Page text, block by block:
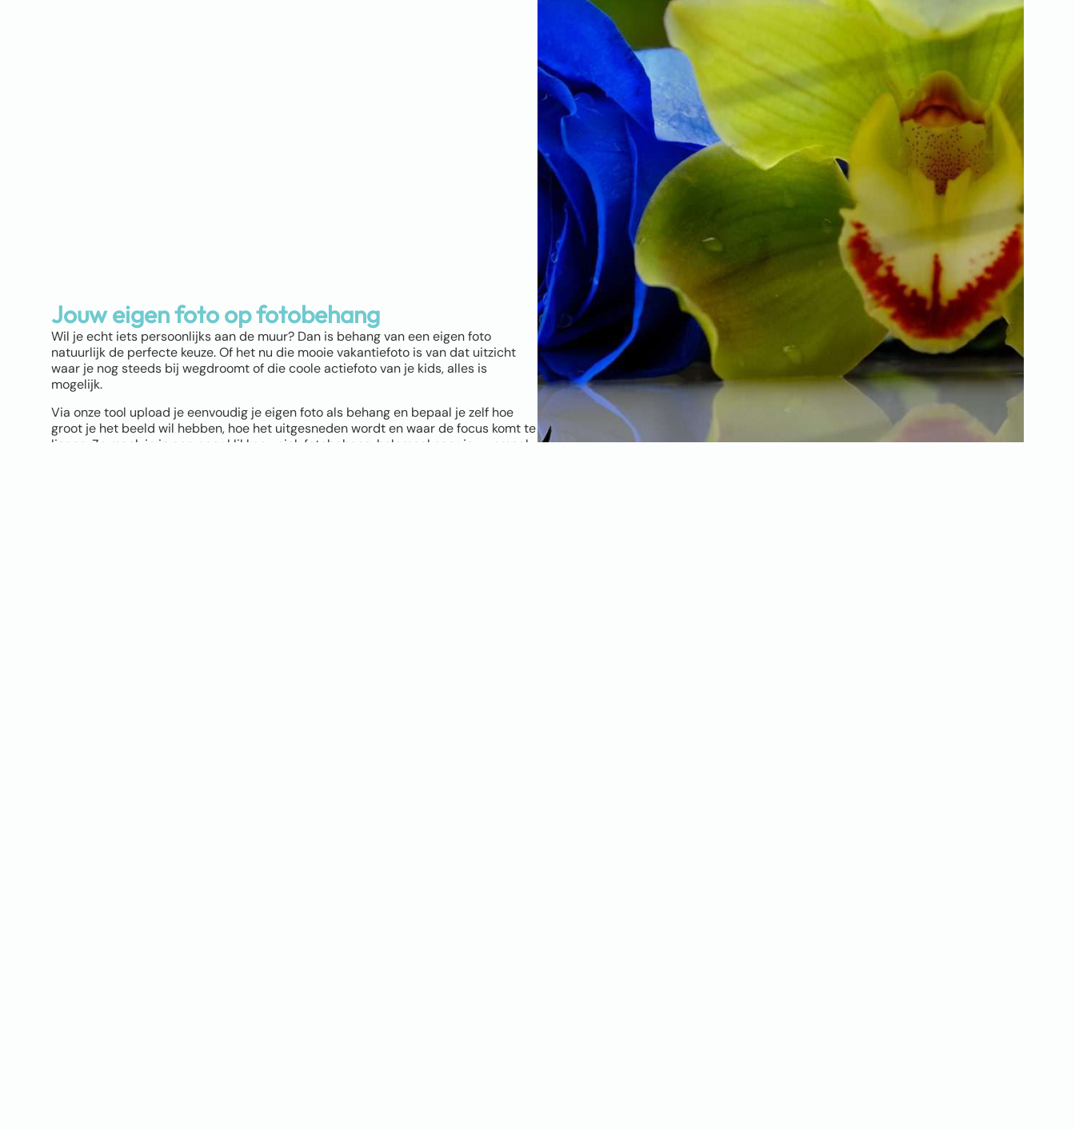
Jouw eigen foto op fotobehang
Wil je echt iets persoonlijks aan de muur? Dan is behang van een eigen foto
natuurlijk de perfecte keuze. Of het nu die mooie vakantiefoto is van dat uitzicht
waar je nog steeds bij wegdroomt of die coole actiefoto van je kids, alles is
mogelijk.
Via onze tool upload je eenvoudig je eigen foto als behang en bepaal je zelf hoe
groot je het beeld wil hebben, hoe het uitgesneden wordt en waar de focus komt te
liggen. Zo maak je in een paar klikken uniek fotobehang, helemaal naar jouw smaak.